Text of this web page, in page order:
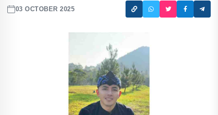
03 OCTOBER 2025